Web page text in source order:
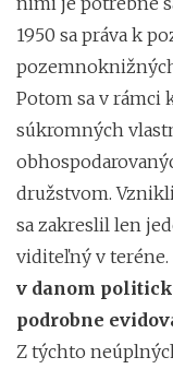
1950 sa práva k
Potom sa v rámci
súkromných
družstvom.
sa zakreslil len
viditeľný v teréne.
v danom
podrobne
Z týchto